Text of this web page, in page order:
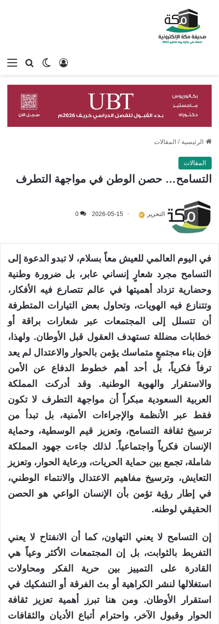
بحثالوضع
تسجيل الدخول
الرئيسية / المقالات
المقالات
التسامح… حصن الوطن في مواجهة التطرف
التحرير 2026-05-15
0
في اليوم العالمي للعيش معاً بسلام، لا تبدو الدعوة إلى
التسامح مجرد شعارٍ إنساني عابر، بل ضرورة وطنية
وحضارية تزداد أهميتها في عالم تتصارع فيه الأفكار،
وتتنازع فيه الهويات، وتحاول بعض التيارات المتطرفة
أن تتسلل إلى المجتمعات عبر شعارات براقة أو
خطابات مضللة تستهدف العقول قبل الأوطان. ولهذا،
فإن بناء مجتمعٍ متماسك يؤمن بالحوار والاعتدال لم يعد
ترفاً فكرياً، بل أحد أهم خطوط الدفاع عن الأمن
والاستقرار والهوية الوطنية. وقد أدركت المملكة
العربية السعودية مبكراً أن مواجهة التطرف لا تكون
فقط عبر الأنظمة والإجراءات الأمنية، بل تبدأ من
ترسيخ ثقافة التسامح، وتعزيز قيم الوسطية، وحماية
الإنسان فكرياً واجتماعياً. لذلك جاءت جهود المملكة
شاملة، تجمع بين حماية الحريات، ورعاية الحوار، وتعزيز
التعايش، وترسيخ مفاهيم الاعتدال والانتماء الوطني،
في إطار رؤية تؤمن بأن الإنسان الواعي هو الحصن
الحقيقي لوطنه.
إن التسامح لا يعني التهاون، كما أن الانفتاح لا يعني
التفريط بالثوابت، بل إن المجتمعات الأكثر وعياً هي
القادرة على التمييز بين حرية الفكر ومحاولات
استغلالها لنشر الكراهية أو بث الفرقة أو التشكيك في
استقرار الأوطان. ومن هنا تبرز أهمية تعزيز ثقافة
الحوار وقبول الآخر، واحترام أتباع الأديان والثقافات